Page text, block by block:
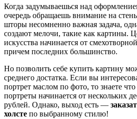
Когда задумываешься над
очередь обращаешь внимание на
шторы несомненно важная задача,
создают мелочи, такие как картины.
искусства начинается от
причем последних большинство.
Но позволить себе купить картину
среднего достатка. Если вы
портрет маслом по фото, то знаете
портреты начинается от нескольких
рублей. Однако, выход есть —
холсте по выбранному стилю!